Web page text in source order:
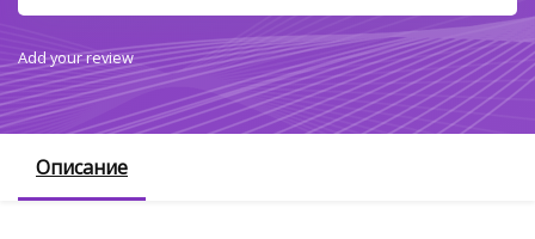
Add your review
Описание